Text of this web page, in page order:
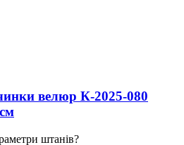
велюр К-2025-080
штанів?